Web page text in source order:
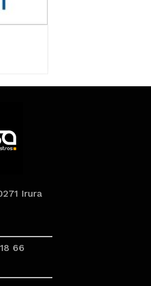
Irura
66